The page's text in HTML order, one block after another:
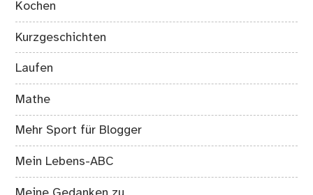
Kochen
Kurzgeschichten
Laufen
Mathe
Mehr Sport für Blogger
Mein Lebens-ABC